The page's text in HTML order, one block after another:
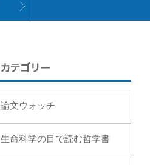
論文ウォッチ
生命科学の目で読む哲学書